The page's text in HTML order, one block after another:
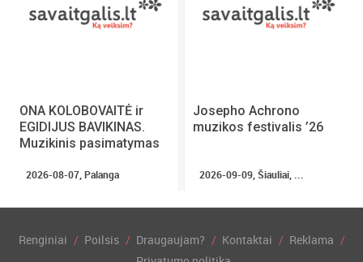
ONA KOLOBOVAITĖ ir
EGIDIJUS BAVIKINAS.
Muzikinis pasimatymas
2026-08-07, Palanga
Josepho Achrono
muzikos festivalis ’26
2026-09-09, Šiauliai, ...
Renginiai Poilsis Draugaujam? Kontaktai
Reklama